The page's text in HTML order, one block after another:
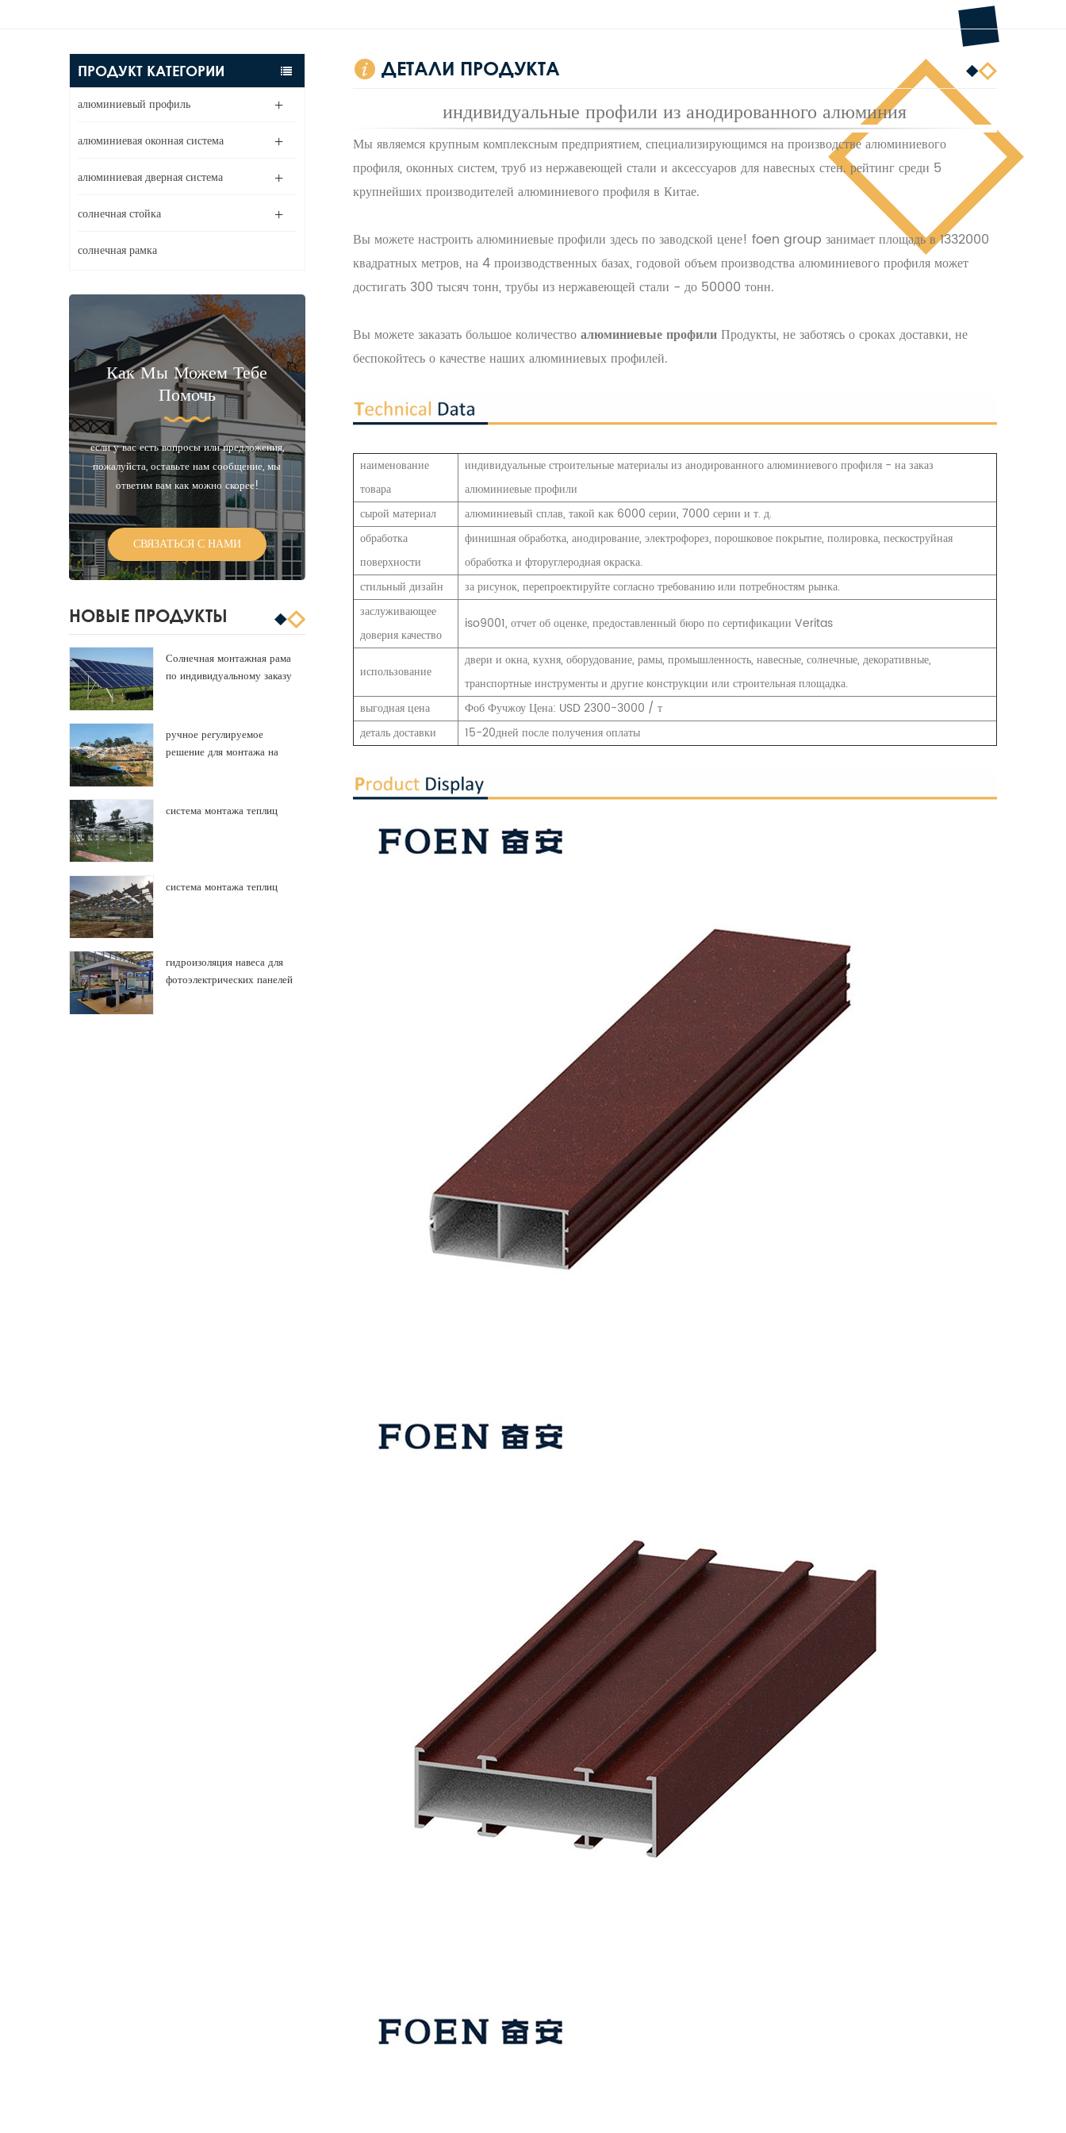
ПРОДУКТ КАТЕГОРИИ
алюминиевый профиль
алюминиевая оконная система
алюминиевая дверная система
солнечная стойка
солнечная рамка
Как Мы Можем Тебе
Помочь
если у вас есть вопросы или предложения,
пожалуйста, оставьте нам сообщение, мы
ответим вам как можно скорее!
СВЯЗАТЬСЯ С НАМИ
НОВЫЕ ПРОДУКТЫ
Солнечная монтажная рама
по индивидуальному заказу
ручное регулируемое
решение для монтажа на
система монтажа теплиц
система монтажа теплиц
гидроизоляция навеса для
фотоэлектрических панелей
ДЕТАЛИ ПРОДУКТА
индивидуальные профили из анодированного алюминия
Мы являемся крупным комплексным предприятием, специализирующимся на производстве алюминиевого
профиля, оконных систем, труб из нержавеющей стали и аксессуаров для навесных стен. рейтинг среди 5
крупнейших производителей алюминиевого профиля в Китае.
Вы можете настроитьалюминиевые профили здесь по заводской цене! foen group занимает площадь в 1332000
квадратных метров, на 4 производственных базах, годовой объем производства алюминиевого профиля может
достигать 300 тысяч тонн, трубы из нержавеющей стали - до 50000 тонн.
Вы можете заказать большое количествоалюминиевые профилиПродукты, не заботясь о сроках доставки, не
беспокойтесь о качестве наших алюминиевых профилей.
наименование
товара
индивидуальные строительные материалы из анодированного алюминиевого профиля - на заказ
алюминиевые профили
сырой материал
алюминиевый сплав, такой как 6000 серии, 7000 серии и т. д.
обработка
поверхности
финишная обработка, анодирование, электрофорез, порошковое покрытие, полировка, пескоструйная
обработка и фторуглеродная окраска.
стильный дизайн
за рисунок, перепроектируйте согласно требованию или потребностям рынка.
заслуживающее
доверия качество
iso9001, отчет об оценке, предоставленный бюро по сертификации Veritas
использование
двери и окна, кухня, оборудование, рамы, промышленность, навесные, солнечные, декоративные,
транспортные инструменты и другие конструкции или строительная площадка.
выгодная цена
Фоб Фучжоу Цена: USD 2300-3000 / т
деталь доставки
15-20дней после получения оплаты